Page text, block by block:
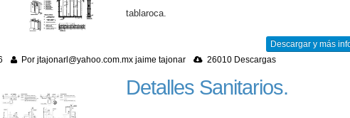
tablaroca.
Descargar y más
Por jtajonarl@yahoo.com.mx jaime tajonar 26010 Descargas
Detalles Sanitarios.